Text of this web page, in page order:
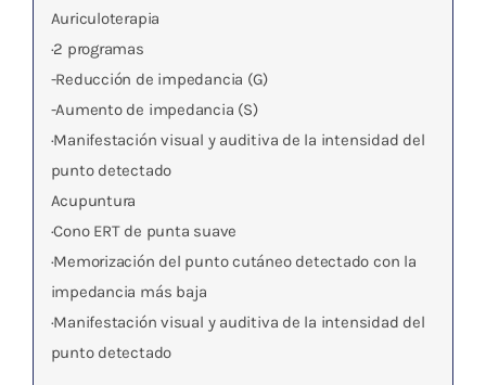
Auriculoterapia
·2 programas
-Reducción de impedancia (G)
-Aumento de impedancia (S)
·Manifestación visual y auditiva de la intensidad del
punto detectado
Acupuntura
·Cono ERT de punta suave
·Memorización del punto cutáneo detectado con la
impedancia más baja
·Manifestación visual y auditiva de la intensidad del
punto detectado